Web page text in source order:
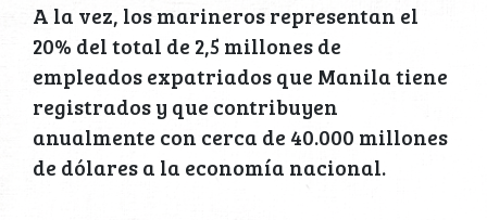
A la vez, los marineros representan el
20% del total de 2,5 millones de
empleados expatriados que Manila tiene
registrados y que contribuyen
anualmente con cerca de 40.000 millones
de dólares a la economía nacional.